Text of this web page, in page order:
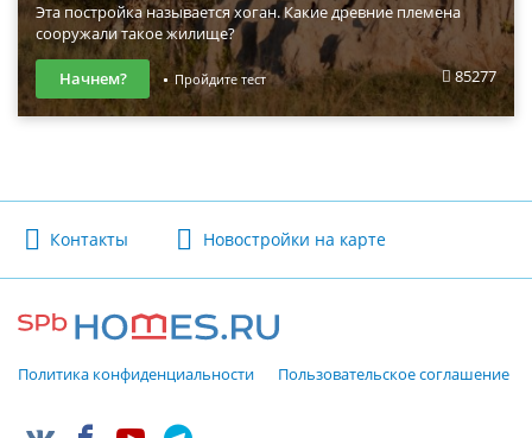
Эта постройка называется хоган. Какие древние племена
сооружали такое жилище?
85277
Начнем? Пройдите тест
Контакты Новостройки на карте
Политика конфиденциальности Пользовательское соглашение